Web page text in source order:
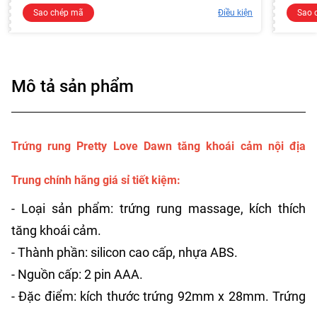
Sao chép mã Điều kiện Sao
Mô tả sản phẩm
Trứng rung Pretty Love Dawn tăng khoái cảm nội địa
Trung chính hãng giá sỉ tiết kiệm:
- Loại sản phẩm: trứng rung massage, kích thích
tăng khoái cảm.
- Thành phần: silicon cao cấp, nhựa ABS.
- Nguồn cấp: 2 pin AAA.
- Đặc điểm: kích thước trứng 92mm x 28mm. Trứng